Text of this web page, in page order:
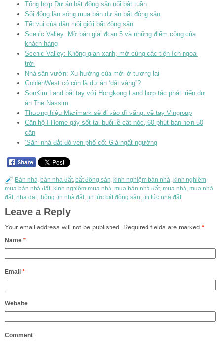
Tổng hợp Dự án bất động sản nổi bật tuần
Sôi động làn sóng mua bán dự án bất động sản
Tết vui của dân môi giới bất động sản
Scenic Valley: Mở bán giai đoạn 5 và những điểm cộng của
khách hàng
Scenic Valley: Không gian xanh, mở cùng các tiện ích ngoại
trời
Nhà sân vườn: Xu hướng của mới ở tương lai
GoldenWest có còn là dự án “dát vàng”?
SonKim Land bắt tay với Hongkong Land hợp tác phát triển dự
án The Nassim
Thương hiệu Maximark sẽ đi vào dĩ vãng: về tay Vingroup
Căn hộ I-Home gây sốt tại buổi lễ cât nóc, 60 phút bán hơn 50
căn
‘Săn’ nhà đắt đỏ ven phố cổ: Giá ngất ngưởng
Bán nhà, bán nhà đất, bất động sản, kinh nghiệm bán nhà, kinh nghiệm
mua bán nhà đất, kinh nghiệm mua nhà, mua bán nhà đất, mua nhà, mua nhà
đất, nha dat, thông tin nhà đất, tin tức bất động sản, tin tức nhà đất
Leave a Reply
Your email address will not be published. Required fields are marked *
Name *
Email *
Website
Comment